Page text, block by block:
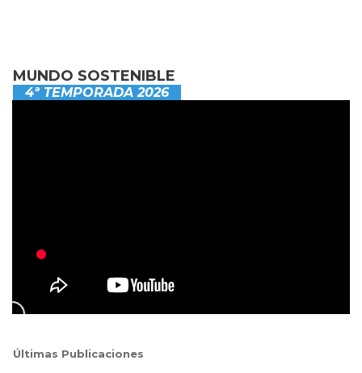
MUNDO SOSTENIBLE
4ª TEMPORADA 2026
Últimas Publicaciones